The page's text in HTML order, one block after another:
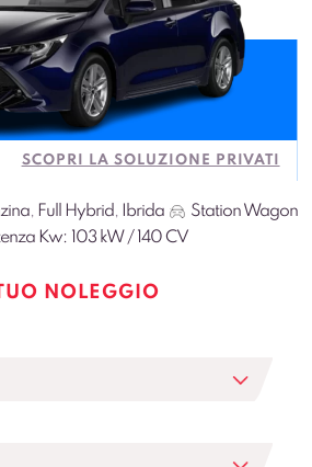
SCOPRI LA SOLUZIONE PRIVATI
, Full Hybrid, Ibrida
Station Wagon
Kw: 103 kW / 140 CV
NOLEGGIO